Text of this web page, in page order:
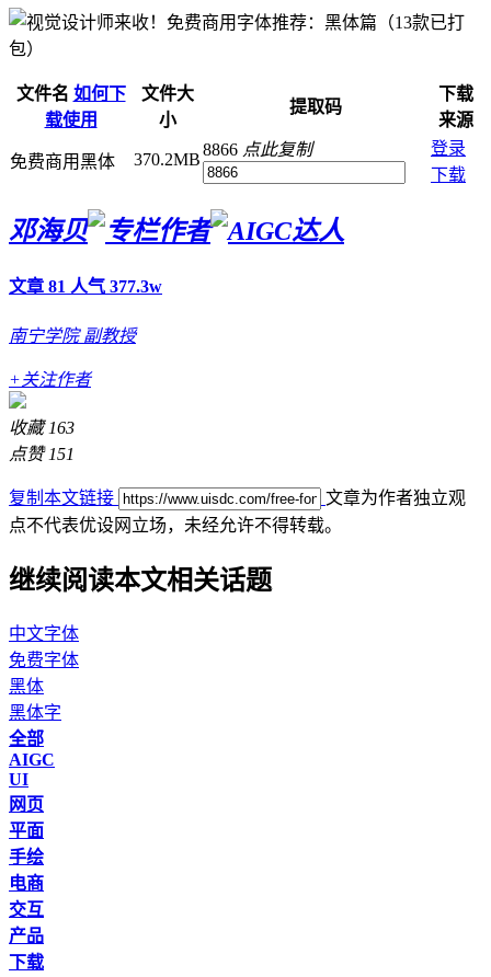
文件名 如何下
载使用
文件大
小
提取码
下载
来源
免费商用黑体 370.2MB
8866 点此复制
登录
下载
邓海贝
文章 81 人气 377.3w
南宁学院 副教授
+关注作者
收藏 163
点赞 151
复制本文链接
文章为作者独立观
点不代表优设网立场， 未经允许不得转载。
继续阅读本文相关话题
中文字体
免费字体
黑体
黑体字
全部
AIGC
UI
网页
平面
手绘
电商
交互
产品
下载